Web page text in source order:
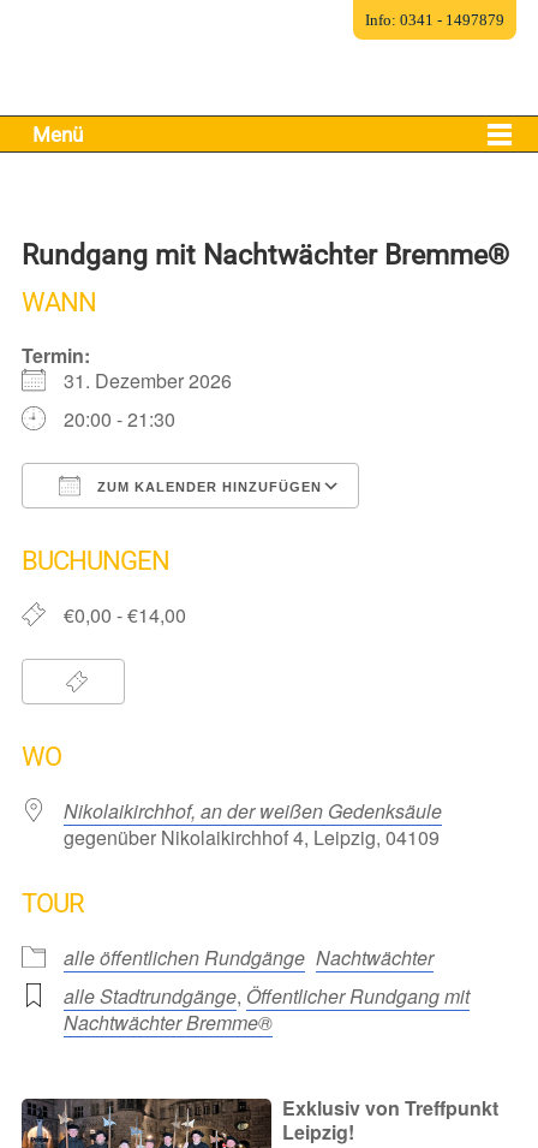
Menü
Rundgang mit Nachtwächter Bremme®
WANN
Termin:
31. Dezember 2026
20:00 - 21:30
ZUM KALENDER HINZUFÜGEN
BUCHUNGEN
€0,00 - €14,00
WO
Nikolaikirchhof, an der weißen Gedenksäule
gegenüber Nikolaikirchhof 4, Leipzig, 04109
TOUR
alle öffentlichen Rundgänge Nachtwächter
alle Stadtrundgänge, Öffentlicher Rundgang mit
Nachtwächter Bremme®
Exklusiv von Treffpunkt
Leipzig!
Info: 0341 - 1497879